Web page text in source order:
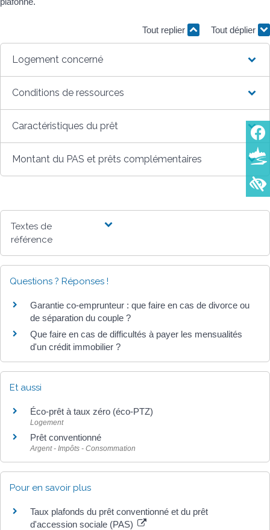
Tout replier Tout déplier
Logement concerné
Conditions de ressources
Caractéristiques du prêt
Montant du PAS et prêts complémentaires
Textes de
référence
Questions ? Réponses !
Garantie co-emprunteur : que faire en cas de divorce ou
de séparation du couple ?
Que faire en cas de difficultés à payer les mensualités
d'un crédit immobilier ?
Et aussi
Éco-prêt à taux zéro (éco-PTZ)
Logement
Prêt conventionné
Argent - Impôts - Consommation
Pour en savoir plus
Taux plafonds du prêt conventionné et du prêt
d'accession sociale (PAS)